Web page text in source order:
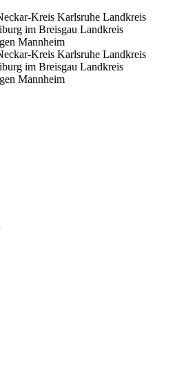
Kreis Karlsruhe Landkreis
im Breisgau Landkreis
Mannheim
Kreis Karlsruhe Landkreis
im Breisgau Landkreis
Mannheim